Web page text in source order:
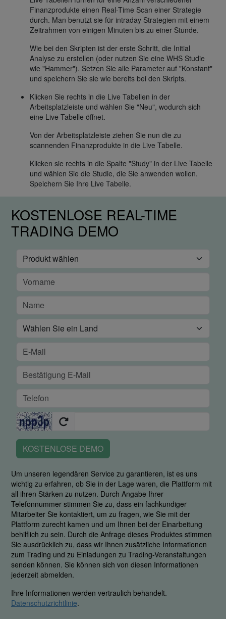
Finanzprodukte einen Real-Time Scan einer Strategie
durch. Man benutzt sie für intraday Strategien mit einem
Zeitrahmen von einigen Minuten bis zu einer Stunde.
Wie bei den Skripten ist der erste Schritt, die Initial
Analyse zu erstellen (oder nutzen Sie eine WHS Studie
wie "Hammer"). Setzen Sie alle Parameter auf "Konstant"
und speichern Sie sie wie bereits bei den Skripts.
Klicken Sie rechts in die Live Tabellen in der
Arbeitsplatzleiste und wählen Sie "Neu", wodurch sich
eine Live Tabelle öffnet.
Von der Arbeitsplatzleiste ziehen Sie nun die zu
scannenden Finanzprodukte in die Live Tabelle.
Klicken sie rechts in die Spalte "Study" in der Live Tabelle
und wählen Sie die Studie, die Sie anwenden wollen.
Speichern Sie Ihre Live Tabelle.
KOSTENLOSE REAL-TIME
TRADING DEMO
KOSTENLOSE DEMO
Um unseren legendären Service zu garantieren, ist es uns
wichtig zu erfahren, ob Sie in der Lage waren, die Plattform mit
all ihren Stärken zu nutzen. Durch Angabe Ihrer
Telefonnummer stimmen Sie zu, dass ein fachkundiger
Mitarbeiter Sie kontaktiert, um zu fragen, wie Sie mit der
Plattform zurecht kamen und um Ihnen bei der Einarbeitung
behilflich zu sein. Durch die Anfrage dieses Produktes stimmen
Sie ausdrücklich zu, dass wir Ihnen zusätzliche Informationen
zum Trading und zu Einladungen zu Trading-Veranstaltungen
senden können. Sie können sich von diesen Informationen
jederzeit abmelden.
Ihre Informationen werden vertraulich behandelt.
Datenschutzrichtlinie.